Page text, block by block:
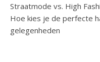
Straatmode vs. High
Hoe kies je de perfecte
gelegenheden